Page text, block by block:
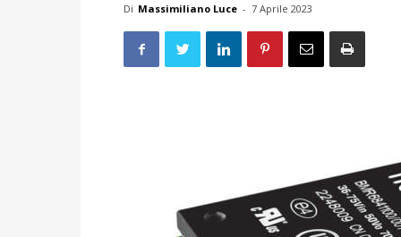
Di Massimiliano Luce - 7 Aprile 2023